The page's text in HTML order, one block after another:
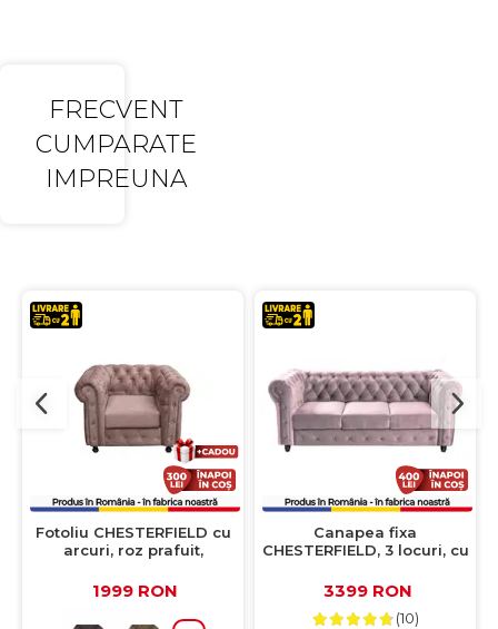
FRECVENT
CUMPARATE
IMPREUNA
Fotoliu CHESTERFIELD cu
arcuri, roz prafuit,
1999 RON
Canapea fixa
CHESTERFIELD, 3 locuri, cu
3399 RON
(10)